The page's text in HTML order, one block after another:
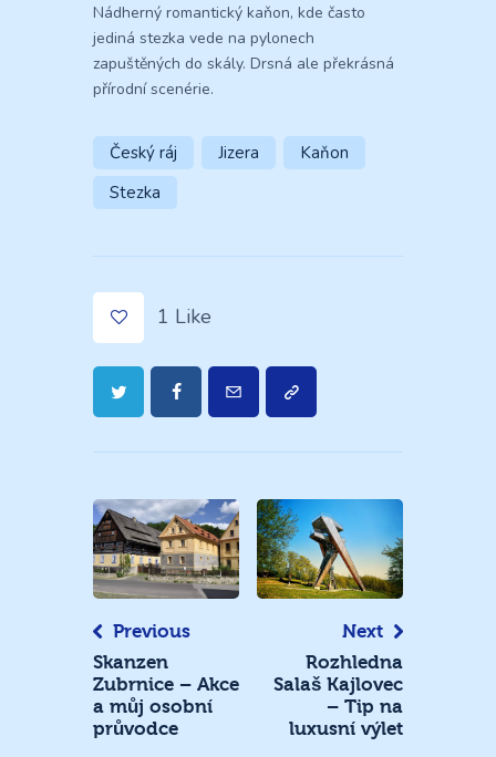
Nádherný romantický kaňon, kde často
jediná stezka vede na pylonech
zapuštěných do skály. Drsná ale překrásná
přírodní scenérie.
Český ráj Jizera
Kaňon
Stezka
1 Like
Navigace
pro
příspěvek
Previous
Skanzen
Zubrnice – Akce
a můj osobní
průvodce
Next
Rozhledna
Salaš Kajlovec
– Tip na
luxusní výlet